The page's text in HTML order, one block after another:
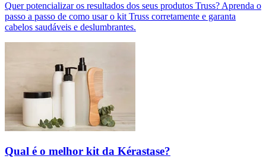
Quer potencializar os resultados dos seus produtos Truss? Aprenda o
passo a passo de como usar o kit Truss corretamente e garanta
cabelos saudáveis e deslumbrantes.
Qual é o melhor kit da Kérastase?